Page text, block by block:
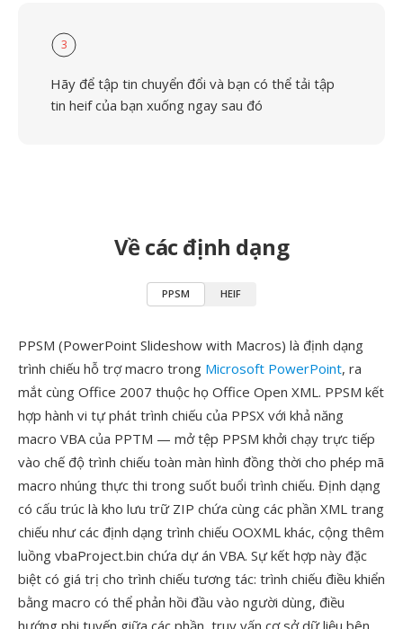
3
Hãy để tập tin chuyển đổi và bạn có thể tải tập
tin heif của bạn xuống ngay sau đó
Về các định dạng
PPSM HEIF
PPSM (PowerPoint Slideshow with Macros) là định dạng
trình chiếu hỗ trợ macro trong Microsoft PowerPoint, ra
mắt cùng Office 2007 thuộc họ Office Open XML. PPSM kết
hợp hành vi tự phát trình chiếu của PPSX với khả năng
macro VBA của PPTM — mở tệp PPSM khởi chạy trực tiếp
vào chế độ trình chiếu toàn màn hình đồng thời cho phép mã
macro nhúng thực thi trong suốt buổi trình chiếu. Định dạng
có cấu trúc là kho lưu trữ ZIP chứa cùng các phần XML trang
chiếu như các định dạng trình chiếu OOXML khác, cộng thêm
luồng vbaProject.bin chứa dự án VBA. Sự kết hợp này đặc
biệt có giá trị cho trình chiếu tương tác: trình chiếu điều khiển
bằng macro có thể phản hồi đầu vào người dùng, điều
hướng phi tuyến giữa các phần, truy vấn cơ sở dữ liệu bên